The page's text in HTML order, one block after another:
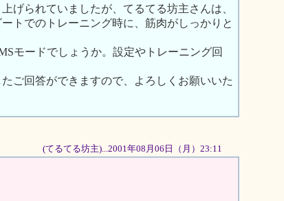
げられていましたが、てるてる坊主さんは、
トでのトレーニング時に、筋肉がしっかりと
モードでしょうか。設定やトレーニング回
ご回答ができますので、よろしくお願いいた
(てるてる坊主)...2001年08月06日（月）23:11